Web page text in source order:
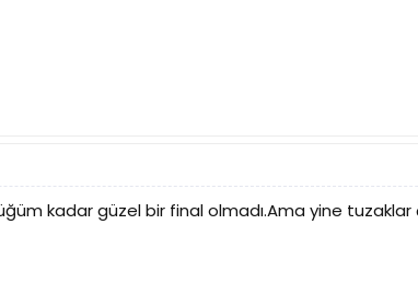
kadar güzel bir final olmadı.Ama yine